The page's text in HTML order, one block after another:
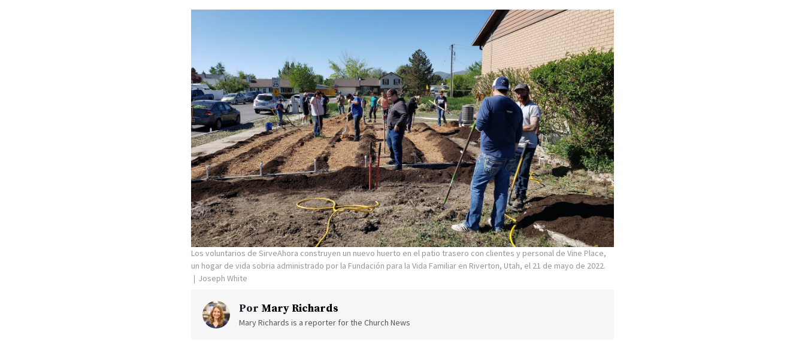
Los voluntarios de SirveAhora construyen un nuevo huerto en el patio trasero con clientes y personal de Vine Place,
un hogar de vida sobria administrado por la Fundación para la Vida Familiar en Riverton, Utah, el 21 de mayo de 2022.
Joseph White
Por Mary Richards
Mary Richards is a reporter for the Church News